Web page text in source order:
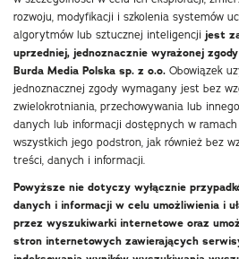
rozwoju, modyfikacji i szkolenia systemów
algorytmów lub sztucznej inteligencji jest
uprzedniej, jednoznacznie wyrażonej
Burda Media Polska sp. z o.o. Obowiązek
jednoznacznej zgody wymagany jest bez
zwielokrotniania, przechowywania lub
danych lub informacji dostępnych w
wszystkich jego podstron, jak również bez
treści, danych i informacji.
Powyższe nie dotyczy wyłącznie
danych i informacji w celu umożliwienia i
przez wyszukiwarki internetowe oraz
stron internetowych zawierających